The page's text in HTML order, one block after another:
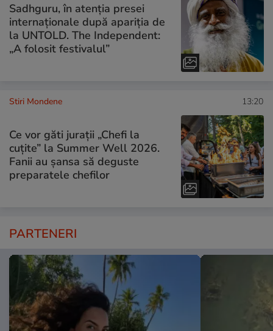
Sadhguru, în atenția presei
internaționale după apariția de
la UNTOLD. The Independent:
„A folosit festivalul”
Stiri Mondene 13:20
Ce vor găti jurații „Chefi la
cuțite” la Summer Well 2026.
Fanii au șansa să deguste
preparatele chefilor
PARTENERI